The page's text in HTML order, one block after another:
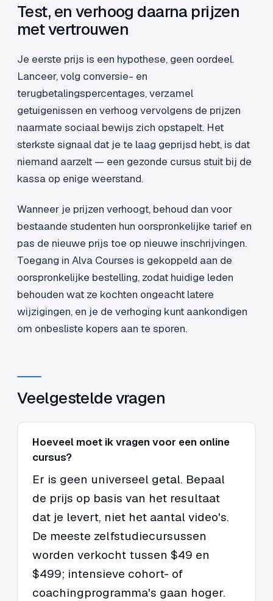
Test, en verhoog daarna prijzen
met vertrouwen
Je eerste prijs is een hypothese, geen oordeel.
Lanceer, volg conversie- en
terugbetalingspercentages, verzamel
getuigenissen en verhoog vervolgens de prijzen
naarmate sociaal bewijs zich opstapelt. Het
sterkste signaal dat je te laag geprijsd hebt, is dat
niemand aarzelt — een gezonde cursus stuit bij de
kassa op enige weerstand.
Wanneer je prijzen verhoogt, behoud dan voor
bestaande studenten hun oorspronkelijke tarief en
pas de nieuwe prijs toe op nieuwe inschrijvingen.
Toegang in Alva Courses is gekoppeld aan de
oorspronkelijke bestelling, zodat huidige leden
behouden wat ze kochten ongeacht latere
wijzigingen, en je de verhoging kunt aankondigen
om onbesliste kopers aan te sporen.
Veelgestelde vragen
Hoeveel moet ik vragen voor een online
cursus?
Er is geen universeel getal. Bepaal
de prijs op basis van het resultaat
dat je levert, niet het aantal video's.
De meeste zelfstudiecursussen
worden verkocht tussen $49 en
$499; intensieve cohort- of
coachingprogramma's gaan hoger.